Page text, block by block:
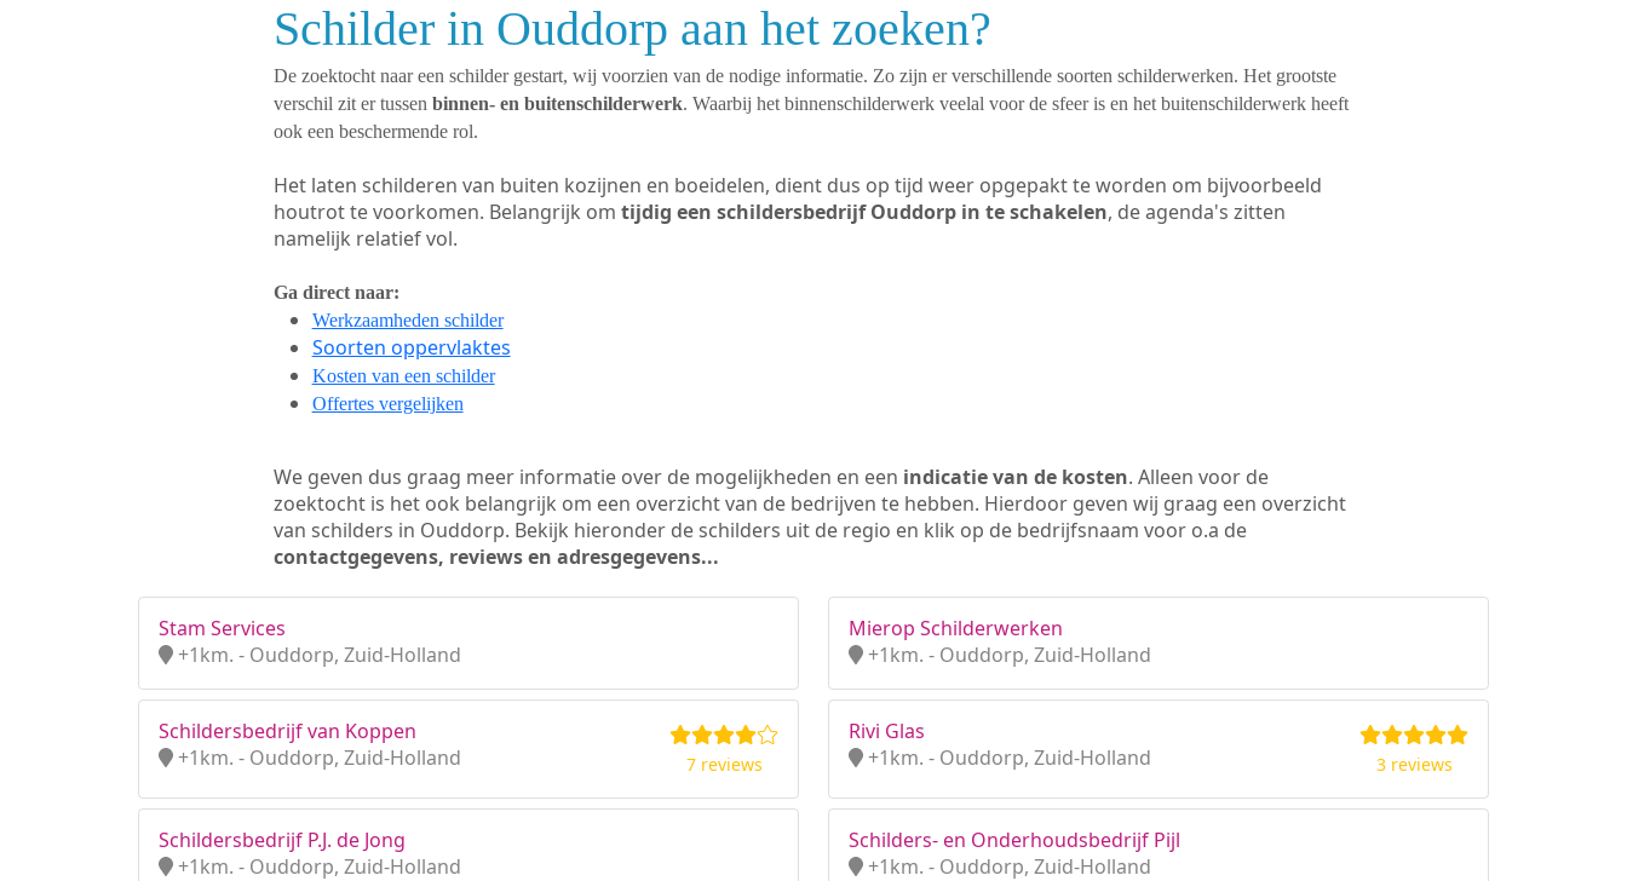
Schilder in Ouddorp aan het zoeken?
De zoektocht naar een schilder gestart, wij voorzien van de nodige informatie. Zo zijn er verschillende soorten schilderwerken. Het grootste
verschil zit er tussen binnen- en buitenschilderwerk. Waarbij het binnenschilderwerk veelal voor de sfeer is en het buitenschilderwerk heeft
ook een beschermende rol.
Het laten schilderen van buiten kozijnen en boeidelen, dient dus op tijd weer opgepakt te worden om bijvoorbeeld
houtrot te voorkomen. Belangrijk om tijdig een schildersbedrijf Ouddorp in te schakelen, de agenda's zitten
namelijk relatief vol.
Ga direct naar:
Werkzaamheden schilder
Soorten oppervlaktes
Kosten van een schilder
Offertes vergelijken
We geven dus graag meer informatie over de mogelijkheden en een indicatie van de kosten. Alleen voor de
zoektocht is het ook belangrijk om een overzicht van de bedrijven te hebben. Hierdoor geven wij graag een overzicht
van schilders in Ouddorp. Bekijk hieronder de schilders uit de regio en klik op de bedrijfsnaam voor o.a de
contactgegevens, reviews en adresgegevens...
Stam Services
+1km. - Ouddorp, Zuid-Holland
Mierop Schilderwerken
+1km. - Ouddorp, Zuid-Holland
Schildersbedrijf van Koppen
+1km. - Ouddorp, Zuid-Holland
7 reviews
Rivi Glas
+1km. - Ouddorp, Zuid-Holland
3 reviews
Schildersbedrijf P.J. de Jong
+1km. - Ouddorp, Zuid-Holland
Schilders- en Onderhoudsbedrijf Pijl
+1km. - Ouddorp, Zuid-Holland